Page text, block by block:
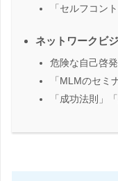
「セルフコン
ネットワークビ
危険な自己啓
「MLMのセミ
「成功法則」